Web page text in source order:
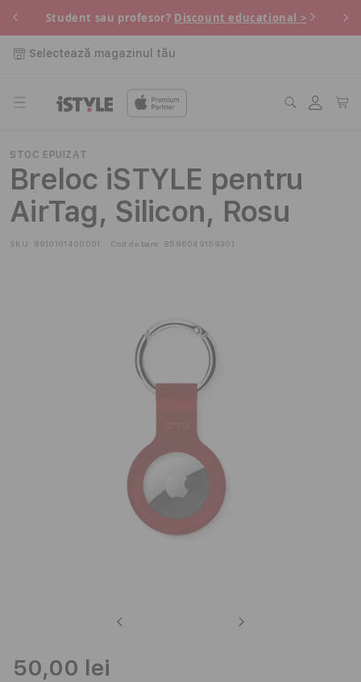
Salt la
conținut
Student sau profesor? Discount educational >
Selectează magazinul tău
Conectați-
vă
Coș
STOC EPUIZAT
Breloc iSTYLE pentru
AirTag, Silicon, Rosu
SKU: 9910101400001 Cod de bare: 8596049159301
Previous Next
50,00 lei